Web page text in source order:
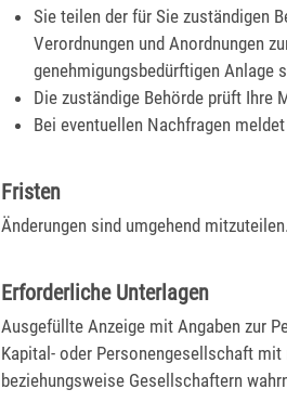
Sie teilen der für Sie zuständigen
Verordnungen und Anordnungen
genehmigungsbedürftigen Anlage
Die zuständige Behörde prüft Ihre
Bei eventuellen Nachfragen
Fristen
Änderungen sind umgehend mitzuteilen.
Erforderliche Unterlagen
Ausgefüllte Anzeige mit Angaben zur
Kapital- oder Personengesellschaft
beziehungsweise Gesellschaftern